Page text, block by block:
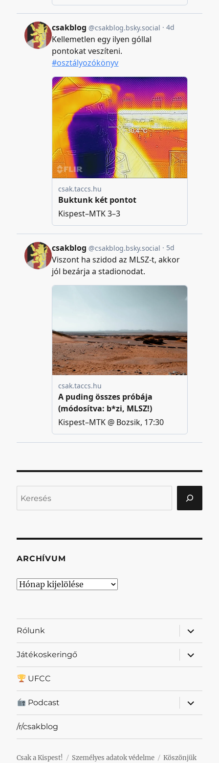
ARCHÍVUM
Archívum
Rólunk
almenü
Játékoskeringő
almenü
UFCC
Podcast
almenü
/r/csakblog
Csak a Kispest! Személyes adatok védelme
Köszönjük